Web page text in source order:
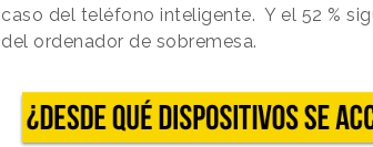
caso del teléfono inteligente. Y el 52 %
del ordenador de sobremesa.